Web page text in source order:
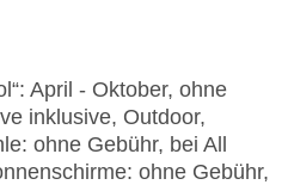
notwendig,
ca. 15 EUR, Juni -
19:00 Uhr - 21:00 Uhr,
Kleidung erwünscht
April - Oktober, ohne
inklusive, Outdoor,
ohne Gebühr, bei All
ohne Gebühr,